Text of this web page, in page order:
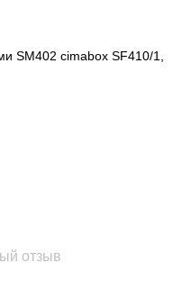
SM402 cimabox SF410/1,
отзыв